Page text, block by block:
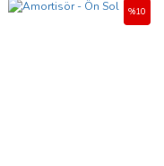
%10